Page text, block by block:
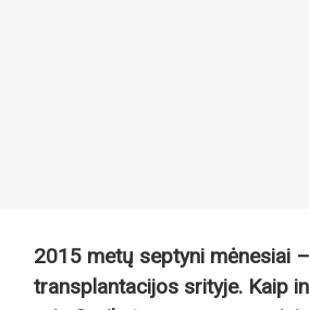
2015 metų septyni mėnesiai
transplantacijos srityje. Kaip